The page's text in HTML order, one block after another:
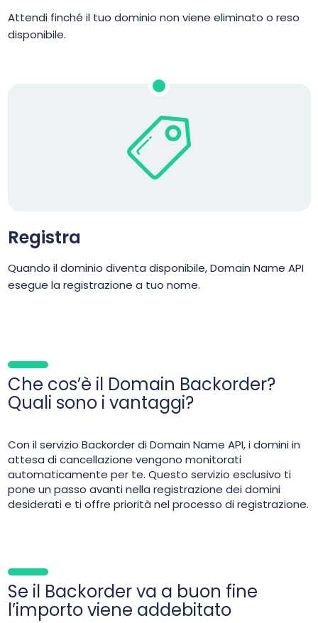
Attendi finché il tuo dominio non viene eliminato o reso
disponibile.
Registra
Quando il dominio diventa disponibile, Domain Name API
esegue la registrazione a tuo nome.
Che cos’è il Domain Backorder?
Quali sono i vantaggi?
Con il servizio Backorder di Domain Name API, i domini in
attesa di cancellazione vengono monitorati
automaticamente per te. Questo servizio esclusivo ti
pone un passo avanti nella registrazione dei domini
desiderati e ti offre priorità nel processo di registrazione.
Se il Backorder va a buon fine
l’importo viene addebitato